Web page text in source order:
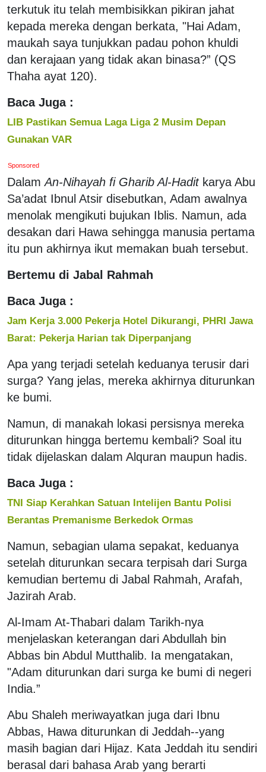
terkutuk itu telah membisikkan pikiran jahat
kepada mereka dengan berkata, "Hai Adam,
maukah saya tunjukkan padau pohon khuldi
dan kerajaan yang tidak akan binasa?” (QS
Thaha ayat 120).
Baca Juga :
LIB Pastikan Semua Laga Liga 2 Musim Depan
Gunakan VAR
Sponsored
DalamAn-Nihayah fi Gharib Al-Haditkarya Abu
Sa’adat Ibnul Atsir disebutkan, Adam awalnya
menolak mengikuti bujukan Iblis. Namun, ada
desakan dari Hawa sehingga manusia pertama
itu pun akhirnya ikut memakan buah tersebut.
Bertemu di Jabal Rahmah
Baca Juga :
Jam Kerja 3.000 Pekerja Hotel Dikurangi, PHRI Jawa
Barat: Pekerja Harian tak Diperpanjang
Apa yang terjadi setelah keduanya terusir dari
surga? Yang jelas, mereka akhirnya diturunkan
ke bumi.
Namun, di manakah lokasi persisnya mereka
diturunkan hingga bertemu kembali? Soal itu
tidak dijelaskan dalam Alquran maupun hadis.
Baca Juga :
TNI Siap Kerahkan Satuan Intelijen Bantu Polisi
Berantas Premanisme Berkedok Ormas
Namun, sebagian ulama sepakat, keduanya
setelah diturunkan secara terpisah dari Surga
kemudian bertemu di Jabal Rahmah, Arafah,
Jazirah Arab.
Al-Imam At-Thabari dalam Tarikh-nya
menjelaskan keterangan dari Abdullah bin
Abbas bin Abdul Mutthalib. Ia mengatakan,
"Adam diturunkan dari surga ke bumi di negeri
India.”
Abu Shaleh meriwayatkan juga dari Ibnu
Abbas, Hawa diturunkan di Jeddah--yang
masih bagian dari Hijaz. Kata Jeddah itu sendiri
berasal dari bahasa Arab yang berarti